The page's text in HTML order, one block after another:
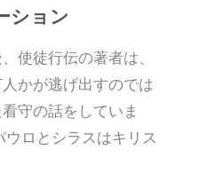
ション
使徒行伝の著者は、
かが逃げ出すのでは
守の話をしていま
ロとシラスはキリス